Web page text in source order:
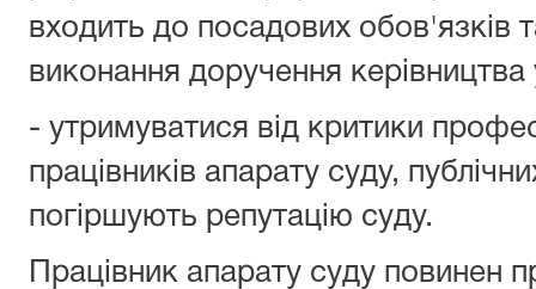
входить до посадових обов'язків
виконання доручення
- утримуватися від критики
працівників апарату суду,
погіршують репутацію суду.
Працівник апарату суду повинен